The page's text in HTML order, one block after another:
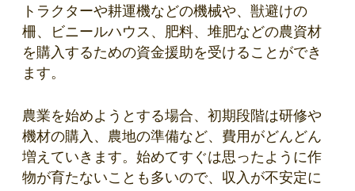
トラクターや耕運機などの機械や、獣避けの
柵、ビニールハウス、肥料、堆肥などの農資材
を購入するための資金援助を受けることができ
ます。
農業を始めようとする場合、初期段階は研修や
機材の購入、農地の準備など、費用がどんどん
増えていきます。始めてすぐは思ったように作
物が育たないことも多いので、収入が不安定に